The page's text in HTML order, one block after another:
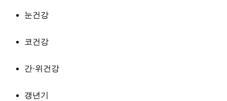
눈건강
코건강
간·위건강
갱년기